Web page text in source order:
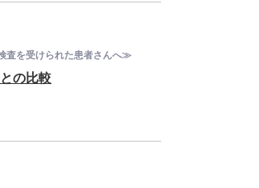
査を受けられた患者さんへ≫
の比較